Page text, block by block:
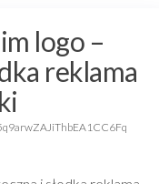
logo –
reklama